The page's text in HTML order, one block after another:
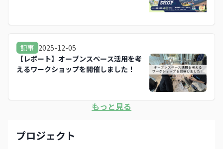
記事 2025-12-05
【レポート】オープンスペース活用を考
えるワークショップを開催しました！
もっと見る
プロジェクト